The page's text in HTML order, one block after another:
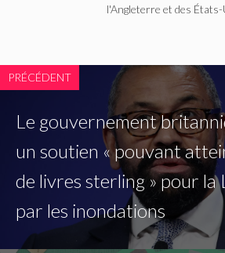
l'Angleterre et des États-
PRÉCÉDENT
Le gouvernement
un soutien « pouvant
de livres sterling » pour la
par les inondations